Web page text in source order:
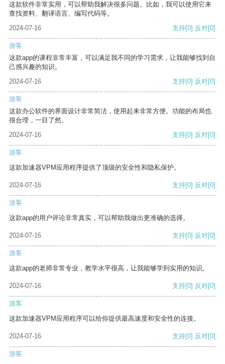
这款软件非常实用，可以帮助我解决很多问题。比如，我可以使用它来
查找资料、翻译语言、编写代码等。
2024-07-16
支持[0] 反对[0]
游客
这款app的课程非常丰富，可以满足我不同的学习需求，让我能够找到自
己感兴趣的知识。
2024-07-16
支持[0] 反对[0]
游客
这款办公软件的界面设计非常简洁，使用起来非常方便。功能的布局也
很合理，一目了然。
2024-07-16
支持[0] 反对[0]
游客
这款加速器VPM应用程序提供了顶级的安全性和隐私保护。
2024-07-16 支持[0] 反对[0]
游客
这款app的用户评论非常真实，可以帮助我做出更准确的选择。
2024-07-16 支持[0] 反对[0]
游客
这款app的老师非常专业，教学水平很高，让我能够学到实用的知识。
2024-07-16 支持[0] 反对[0]
游客
这款加速器VPM应用程序可以给你提供最高速度和安全性的连接。
2024-07-16 支持[0] 反对[0]
游客